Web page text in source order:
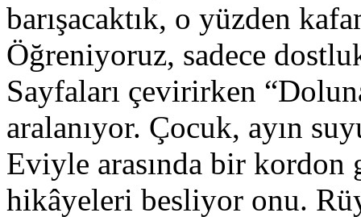
barışacaktık, o yüzden
Öğreniyoruz, sadece
Sayfaları çevirirken
aralanıyor. Çocuk, ayın
Eviyle arasında bir kordon
hikâyeleri besliyor onu.